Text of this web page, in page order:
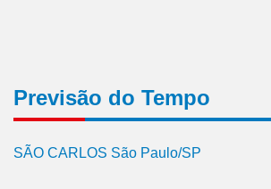
Previsão do Tempo
SÃO CARLOS São Paulo/SP